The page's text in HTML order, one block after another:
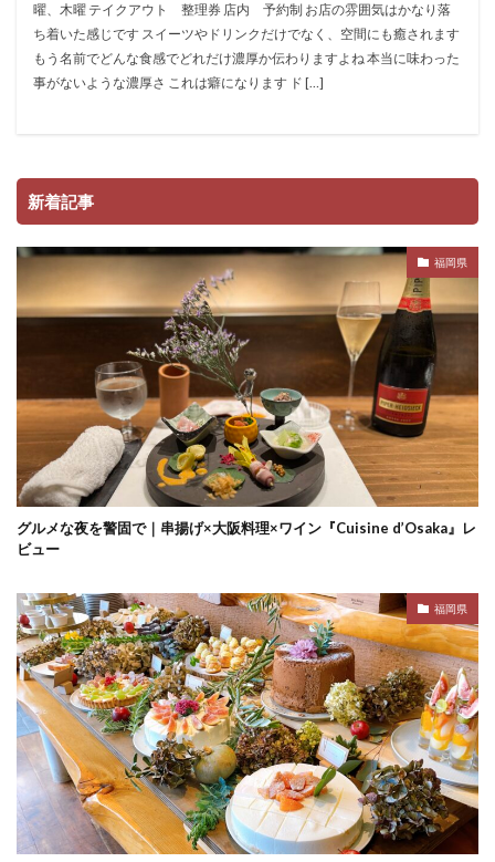
曜、木曜 テイクアウト 整理券 店内 予約制 お店の雰囲気はかなり落
ち着いた感じです スイーツやドリンクだけでなく、空間にも癒されます
もう名前でどんな食感でどれだけ濃厚か伝わりますよね 本当に味わった
事がないような濃厚さ これは癖になります ド […]
新着記事
福岡県
グルメな夜を警固で｜串揚げ×大阪料理×ワイン『Cuisine d’Osaka』レ
ビュー
福岡県